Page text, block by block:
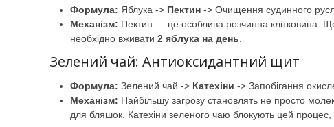
Формула: Яблука -> Пектин -> Очищення судинного
Механізм: Пектин — це особлива розчинна клітковина.
необхідно вживати 2 яблука на день.
Зелений чай: Антиоксидантний щит
Формула: Зелений чай -> Катехіни -> Запобігання
Механізм: Найбільшу загрозу становлять не просто
для бляшок. Катехіни зеленого чаю блокують цей процес,